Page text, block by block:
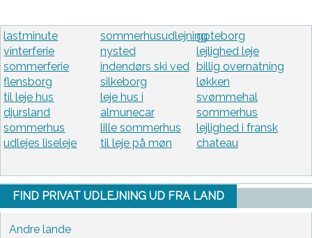
lastminute
vinterferie
sommerferie
flensborg
til leje hus
djursland
sommerhus
udlejes liseleje
sommerhusudlejning
nysted
indendørs ski ved
silkeborg
leje hus i
almunecar
lille sommerhus
til leje på møn
goteborg
lejlighed leje
billig overnatning
løkken
svømmehal
sommerhus
lejlighed i fransk
chateau
FIND PRIVAT UDLEJNING UD FRA LAND
Andre lande